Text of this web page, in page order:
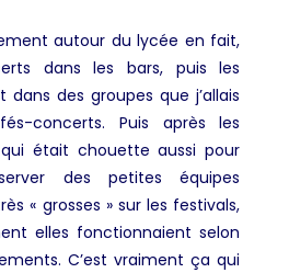
autour du lycée en fait,
dans les bars, puis les
dans des groupes que j’allais
concerts. Puis après les
était chouette aussi pour
des petites équipes
« grosses » sur les festivals,
elles fonctionnaient selon
C’est vraiment ça qui